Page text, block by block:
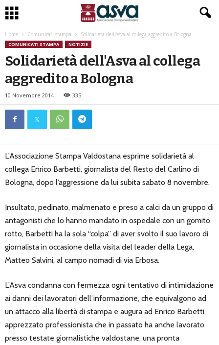
Home Comunicati stampa Solidarietà dell'Asva al collega aggredito a Bologna
COMUNICATI STAMPA NOTIZIE
Solidarietà dell'Asva al collega
aggredito a Bologna
10 Novembre 2014 335
L’Associazione Stampa Valdostana esprime solidarietà al
collega Enrico Barbetti, giornalista del Resto del Carlino di
Bologna, dopo l’aggressione da lui subita sabato 8 novembre.
Insultato, pedinato, malmenato e preso a calci da un gruppo di
antagonisti che lo hanno mandato in ospedale con un gomito
rotto, Barbetti ha la sola “colpa” di aver svolto il suo lavoro di
giornalista in occasione della visita del leader della Lega,
Matteo Salvini, al campo nomadi di via Erbosa.
L’Asva condanna con fermezza ogni tentativo di intimidazione
ai danni dei lavoratori dell’informazione, che equivalgono ad
un attacco alla libertà di stampa e augura ad Enrico Barbetti,
apprezzato professionista che in passato ha anche lavorato
presso testate giornalistiche valdostane, una pronta